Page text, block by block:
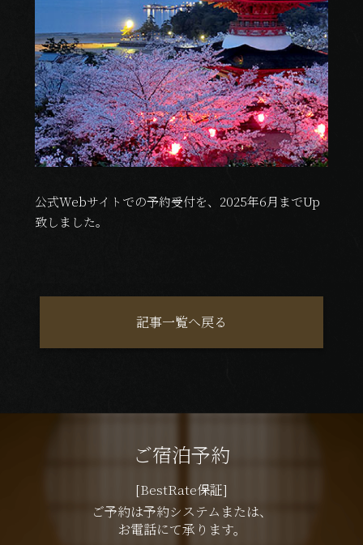
受付時間 9:00〜21:00
公式Webサイトでの予約受付を、2025年6月までUp
致しました。
記事一覧へ戻る
ご宿泊予約
[BestRate保証]
ご予約は予約システムまたは、
お電話にて承ります。